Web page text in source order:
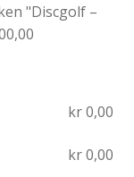
"Discgolf –
kr0,00
kr0,00